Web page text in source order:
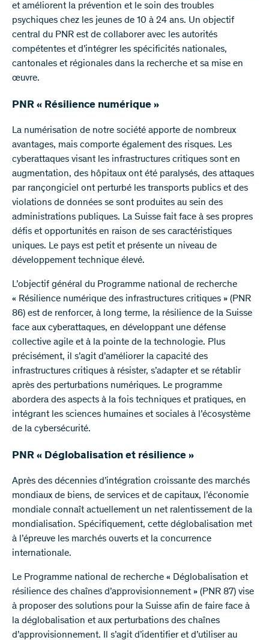
et améliorent la prévention et le soin des troubles
psychiques chez les jeunes de 10 à 24 ans. Un objectif
central du PNR est de collaborer avec les autorités
compétentes et d’intégrer les spécificités nationales,
cantonales et régionales dans la recherche et sa mise en
œuvre.
PNR « Résilience numérique »
La numérisation de notre société apporte de nombreux
avantages, mais comporte également des risques. Les
cyberattaques visant les infrastructures critiques sont en
augmentation, des hôpitaux ont été paralysés, des attaques
par rançongiciel ont perturbé les transports publics et des
violations de données se sont produites au sein des
administrations publiques. La Suisse fait face à ses propres
défis et opportunités en raison de ses caractéristiques
uniques. Le pays est petit et présente un niveau de
développement technique élevé.
L’objectif général du Programme national de recherche
« Résilience numérique des infrastructures critiques » (PNR
86) est de renforcer, à long terme, la résilience de la Suisse
face aux cyberattaques, en développant une défense
collective agile et à la pointe de la technologie. Plus
précisément, il s’agit d’améliorer la capacité des
infrastructures critiques à résister, s’adapter et se rétablir
après des perturbations numériques. Le programme
abordera des aspects à la fois techniques et pratiques, en
intégrant les sciences humaines et sociales à l’écosystème
de la cybersécurité.
PNR « Déglobalisation et résilience »
Après des décennies d’intégration croissante des marchés
mondiaux de biens, de services et de capitaux, l’économie
mondiale connaît actuellement un net ralentissement de la
mondialisation. Spécifiquement, cette déglobalisation met
à l’épreuve les marchés ouverts et la concurrence
internationale.
Le Programme national de recherche « Déglobalisation et
résilience des chaînes d’approvisionnement » (PNR 87) vise
à proposer des solutions pour la Suisse afin de faire face à
la déglobalisation et aux perturbations des chaînes
d’approvisionnement. Il s’agit d’identifier et d’utiliser au